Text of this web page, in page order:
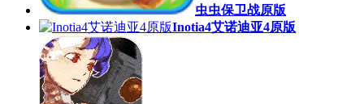
虫虫保卫战原版
Inotia4艾诺迪亚4原版